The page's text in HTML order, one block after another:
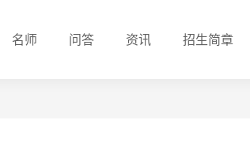
名师 问答 资讯 招生简章